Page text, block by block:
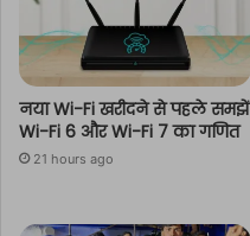
नया Wi-Fi खरीदने से पहले समझें
Wi-Fi 6 और Wi-Fi 7 का गणित
21 hours ago